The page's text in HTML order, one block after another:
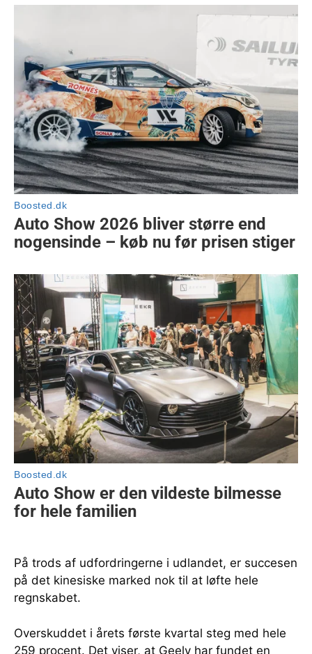
På trods af udfordringerne i udlandet, er succesen
på det kinesiske marked nok til at løfte hele
regnskabet.
Overskuddet i årets første kvartal steg med hele
259 procent. Det viser, at Geely har fundet en